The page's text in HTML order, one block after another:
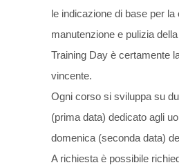
le indicazione di base per la
manutenzione e pulizia
Training Day è certamente
vincente.
Ogni corso si sviluppa su
(prima data) dedicato agli
domenica (seconda data)
A richiesta è possibile